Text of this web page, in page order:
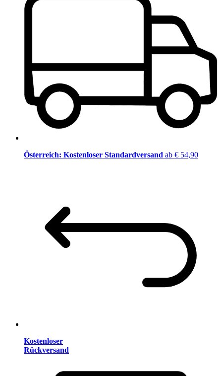
Österreich: Kostenloser Standardversand ab € 54,90
Kostenloser
Rückversand